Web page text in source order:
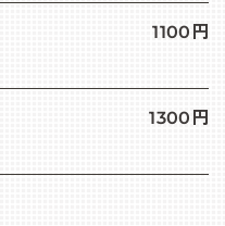
1100円
1300円